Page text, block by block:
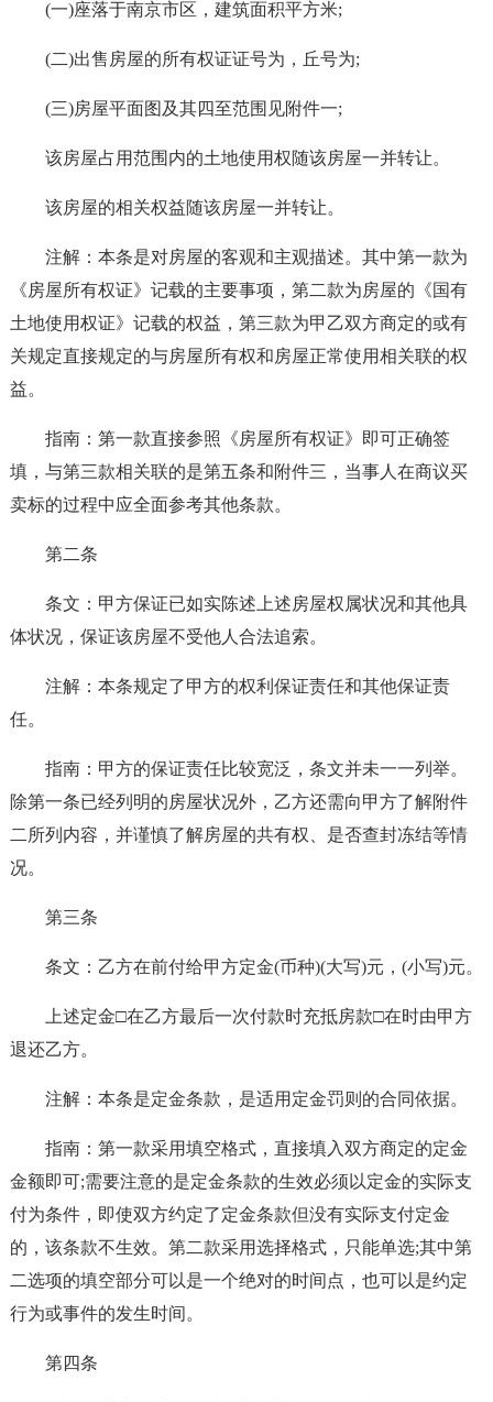
(一)座落于南京市区，建筑面积平方米;
(二)出售房屋的所有权证证号为，丘号为;
(三)房屋平面图及其四至范围见附件一;
该房屋占用范围内的土地使用权随该房屋一并转让。
该房屋的相关权益随该房屋一并转让。
注解：本条是对房屋的客观和主观描述。其中第一款为
《房屋所有权证》记载的主要事项，第二款为房屋的《国有
土地使用权证》记载的权益，第三款为甲乙双方商定的或有
关规定直接规定的与房屋所有权和房屋正常使用相关联的权
益。
指南：第一款直接参照《房屋所有权证》即可正确签
填，与第三款相关联的是第五条和附件三，当事人在商议买
卖标的过程中应全面参考其他条款。
第二条
条文：甲方保证已如实陈述上述房屋权属状况和其他具
体状况，保证该房屋不受他人合法追索。
注解：本条规定了甲方的权利保证责任和其他保证责
任。
指南：甲方的保证责任比较宽泛，条文并未一一列举。
除第一条已经列明的房屋状况外，乙方还需向甲方了解附件
二所列内容，并谨慎了解房屋的共有权、是否查封冻结等情
况。
第三条
条文：乙方在前付给甲方定金(币种)(大写)元，(小写)元。
上述定金□在乙方最后一次付款时充抵房款□在时由甲方
退还乙方。
注解：本条是定金条款，是适用定金罚则的合同依据。
指南：第一款采用填空格式，直接填入双方商定的定金
金额即可;需要注意的是定金条款的生效必须以定金的实际支
付为条件，即使双方约定了定金条款但没有实际支付定金
的，该条款不生效。第二款采用选择格式，只能单选;其中第
二选项的填空部分可以是一个绝对的时间点，也可以是约定
行为或事件的发生时间。
第四条